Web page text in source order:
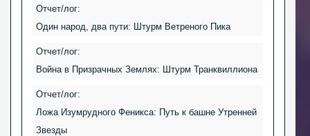
Отчет/лог:
Один народ, два пути: Штурм Ветреного Пика
Отчет/лог:
Война в Призрачных Землях: Штурм Транквиллиона
Отчет/лог:
Ложа Изумрудного Феникса: Путь к башне Утренней
Звезды